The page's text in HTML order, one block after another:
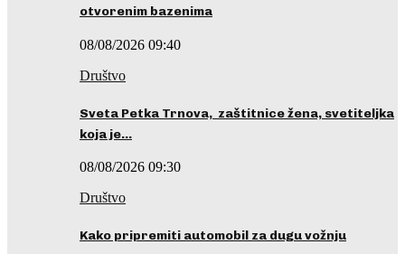
otvorenim bazenima
08/08/2026 09:40
Društvo
Sveta Petka Trnova, zaštitnice žena, svetiteljka
koja je…
08/08/2026 09:30
Društvo
Kako pripremiti automobil za dugu vožnju